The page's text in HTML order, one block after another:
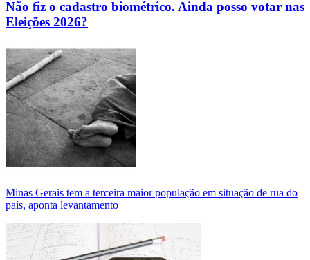
Não fiz o cadastro biométrico. Ainda posso votar nas
Eleições 2026?
Minas Gerais tem a terceira maior população em situação de rua do
país, aponta levantamento